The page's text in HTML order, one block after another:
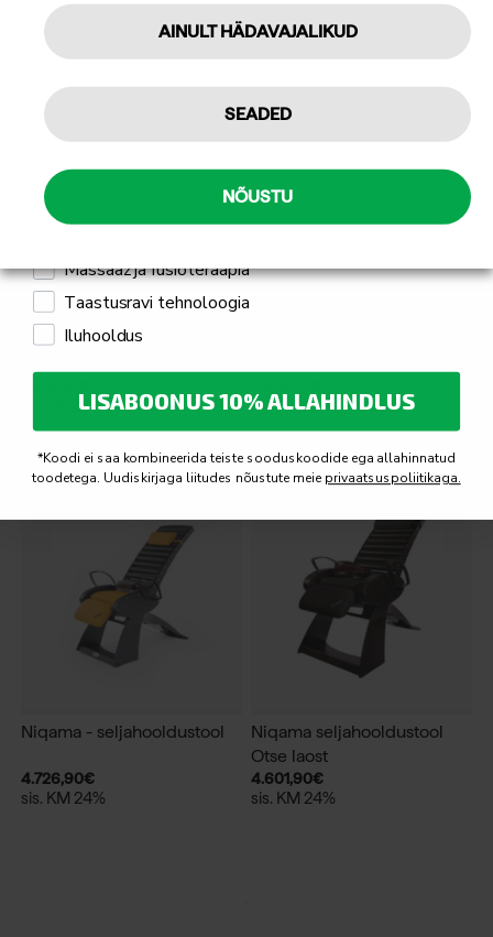
sis. KM 24%
Mastercare B2 selja
sis. KM 24% sis. KM 24%
Niqama - seljahooldustool
4.726,90€
sis. KM 24%
Niqama seljahooldustool
Otse laost
4.601,90€
sis. KM 24%
AINULT HÄDAVAJALIKUD
SEADED
NÕUSTU
Isiklikuks kasutamiseks
Professionaalseks kasutamiseks
Mulle pakub huvi
Massaaž ja füsioteraapia
Taastusravi tehnoloogia
Iluhooldus
LISABOONUS 10% ALLAHINDLUS
*Koodi ei saa kombineerida teiste sooduskoodide ega allahinnatud
toodetega. Uudiskirjaga liitudes nõustute meie privaatsuspoliitikaga.